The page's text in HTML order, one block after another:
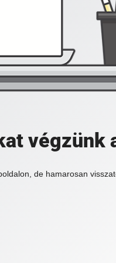
végzünk
de hamarosan